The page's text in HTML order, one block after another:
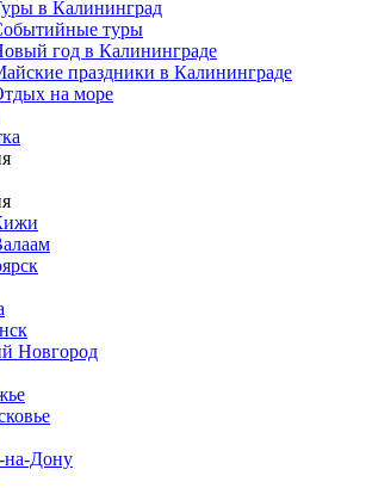
в Калининград
туры
год в Калининграде
праздники в Калининграде
на море
Новгород
на-Дону